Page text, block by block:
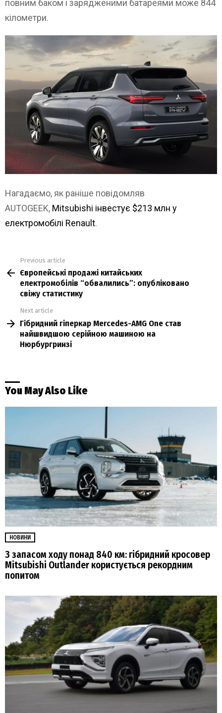
повним баком і зарядженими батареями може 844
кілометри.
Нагадаємо, як раніше повідомляв
AUTOGEEK, Mitsubishi інвестує $213 млн у
електромобілі Renault.
more
Previous article
Європейські продажі китайських
електромобілів “обвалились”: опубліковано
свіжу статистику
Next article
Гібридний гіперкар Mercedes-AMG One став
найшвидшою серійною машиною на
Нюрбургринзі
You May Also Like
НОВИНИ
З запасом ходу понад 840 км: гібридний кросовер
Mitsubishi Outlander користується рекордним
попитом